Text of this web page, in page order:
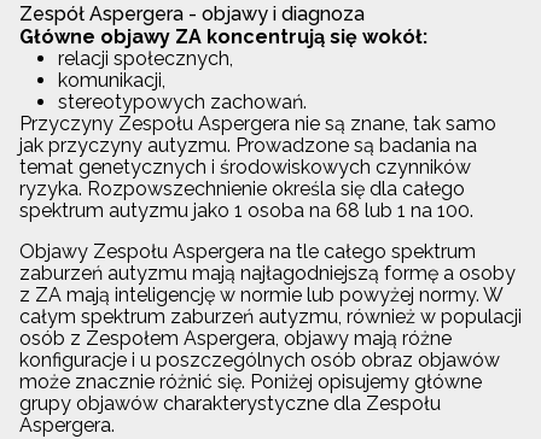
Zespół Aspergera - objawy i diagnoza
Główne objawy ZA koncentrują się wokół:
relacji społecznych,
komunikacji,
stereotypowych zachowań.
Przyczyny Zespołu Aspergera nie są znane, tak samo
jak przyczyny autyzmu. Prowadzone są badania na
temat genetycznych i środowiskowych czynników
ryzyka. Rozpowszechnienie określa się dla całego
spektrum autyzmu jako 1 osoba na 68 lub 1 na 100.
Objawy Zespołu Aspergera na tle całego spektrum
zaburzeń autyzmu mają najłagodniejszą formę a osoby
z ZA mają inteligencję w normie lub powyżej normy. W
całym spektrum zaburzeń autyzmu, również w populacji
osób z Zespołem Aspergera, objawy mają różne
konfiguracje i u poszczególnych osób obraz objawów
może znacznie różnić się. Poniżej opisujemy główne
grupy objawów charakterystyczne dla Zespołu
Aspergera.